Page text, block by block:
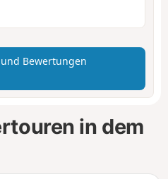
Bewertungen
in dem